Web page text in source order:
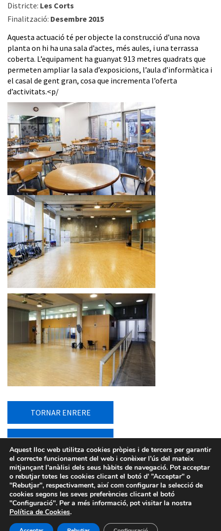
Districte: Les Corts
Finalització: Desembre 2015
Aquesta actuació té per objecte la construcció d’una nova
planta on hi ha una sala d’actes, més aules, i una terrassa
coberta. L’equipament ha guanyat 913 metres quadrats que
permeten ampliar la sala d’exposicions, l’aula d’informàtica i
el casal de gent gran, cosa que incrementa l’oferta
d’activitats.<p/
TORNAR ENRERE
TORNAR AL LLISTAT
Avís legal-Política de privacitat
Sistema intern d’informació- Barcelona d'Infraestructures
Aquest lloc web utilitza cookies pròpies i de tercers per garantir
el correcte funcionament del web i conèixer l’ús del mateix
mitjançant l'anàlisi dels seus hàbits de navegació. Pot acceptar
o rebutjar totes les cookies clicant el botó d’ ”Acceptar" o
"Rebutjar", respectivament, així com configurar la selecció de
cookies segons les seves preferències clicant el botó
"Configuració". Per a més informació, pot visitar la nostra
Política de Cookies.